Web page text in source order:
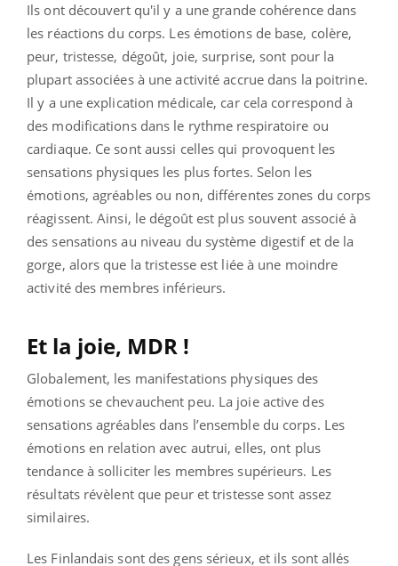
Ils ont découvert qu'il y a une grande cohérence dans
les réactions du corps. Les émotions de base, colère,
peur, tristesse, dégoût, joie, surprise, sont pour la
plupart associées à une activité accrue dans la poitrine.
Il y a une explication médicale, car cela correspond à
des modifications dans le rythme respiratoire ou
cardiaque. Ce sont aussi celles qui provoquent les
sensations physiques les plus fortes. Selon les
émotions, agréables ou non, différentes zones du corps
réagissent. Ainsi, le dégoût est plus souvent associé à
des sensations au niveau du système digestif et de la
gorge, alors que la tristesse est liée à une moindre
activité des membres inférieurs.
Et la joie, MDR !
Globalement, les manifestations physiques des
émotions se chevauchent peu. La joie active des
sensations agréables dans l’ensemble du corps. Les
émotions en relation avec autrui, elles, ont plus
tendance à solliciter les membres supérieurs. Les
résultats révèlent que peur et tristesse sont assez
similaires.
Les Finlandais sont des gens sérieux, et ils sont allés